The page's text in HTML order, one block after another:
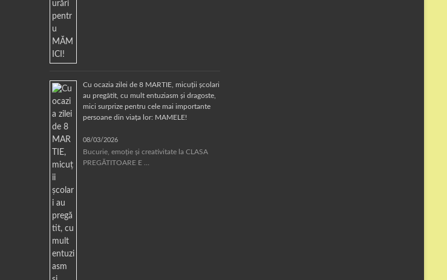
Cu ocazia zilei de 8 MARTIE, micuții școlari
au pregătit, cu mult entuziasm și dragoste,
mici surprize pentru cele mai importante
persoane din viața lor: MAMELE!
08/03/2026
Bucurie, emoție și creativitate la CLASA
PREGĂTITOARE E …